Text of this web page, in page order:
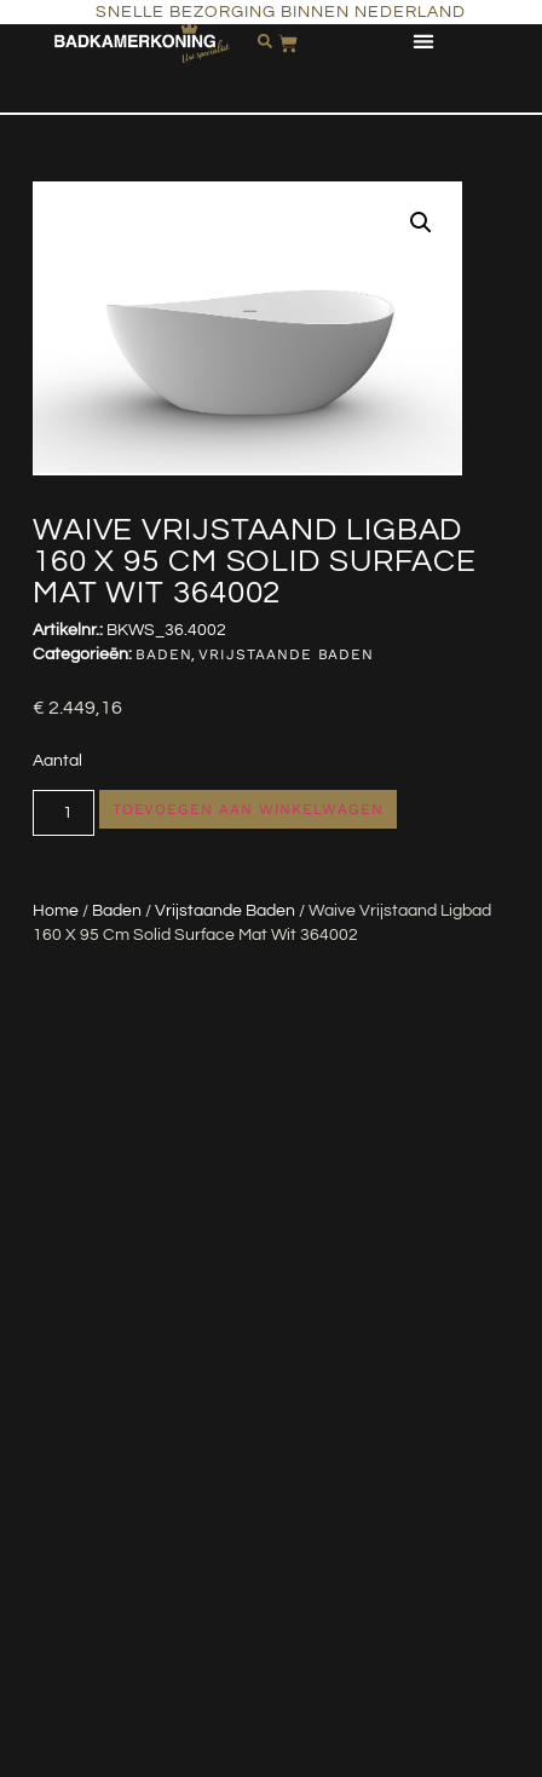
SNELLE BEZORGING BINNEN NEDERLAND
WAIVE VRIJSTAAND LIGBAD
160 X 95 CM SOLID SURFACE
MAT WIT 364002
Home/ Baden / Vrijstaande Baden / Waive Vrijstaand Ligbad
160 X 95 Cm Solid Surface Mat Wit 364002
Artikelnr.: BKWS_36.4002
Categorieën: BADEN,VRIJSTAANDE BADEN
€ 2.449,16
Aantal
TOEVOEGEN AAN WINKELWAGEN